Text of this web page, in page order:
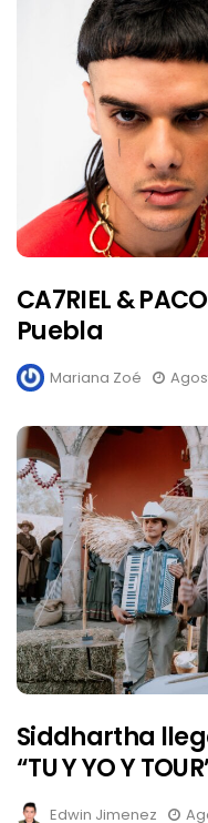
CA7RIEL &
Puebla
Mariana Zoé
Siddhartha
“TU Y YO Y
Edwin Jimenez